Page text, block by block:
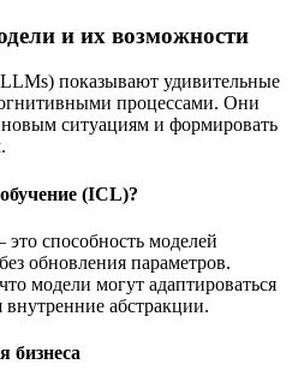
и их возможности
показывают удивительные
процессами. Они
ситуациям и формировать
(ICL)?
способность моделей
обновления параметров.
модели могут адаптироваться
внутренние абстракции.
бизнеса